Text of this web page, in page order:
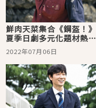
鮮肉天菜集合《鋼盔！》
夏季日劇多元化題材熱情
登場 町田啓太 32 歲收到
的生日禮物是？
2022年07月06日